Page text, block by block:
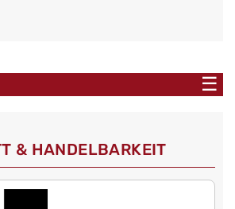
☰
& HANDELBARKEIT